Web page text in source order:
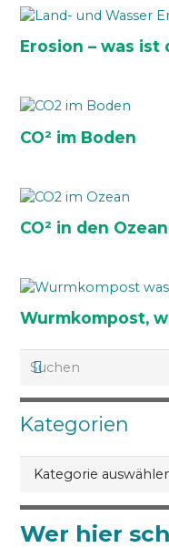
Erosion – was ist
CO² im Boden
CO² in den
Wurmkompost,
Kategorien
Wer hier